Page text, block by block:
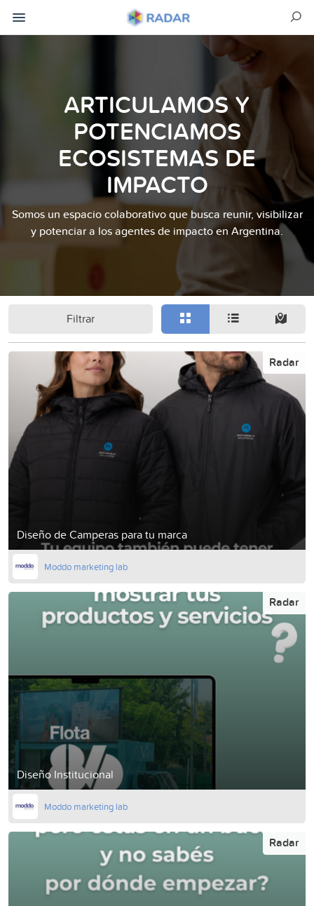
ARTICULAMOS Y
POTENCIAMOS
ECOSISTEMAS DE
IMPACTO
Somos un espacio colaborativo que busca reunir, visibilizar
y potenciar a los agentes de impacto en Argentina.
Filtrar
Diseño de Camperas para tu marca
Radar
Moddo marketing lab
Diseño Institucional
Radar
Moddo marketing lab
Radar